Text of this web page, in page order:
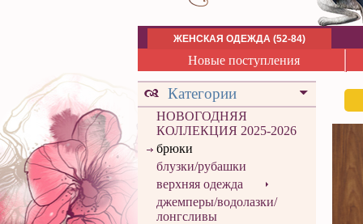
ЖЕНСКАЯ ОДЕЖДА (52-84)
Новые поступления
Категории
НОВОГОДНЯЯ
КОЛЛЕКЦИЯ 2025-2026
брюки
блузки/рубашки
верхняя одежда
джемперы/водолазки/
лонгсливы